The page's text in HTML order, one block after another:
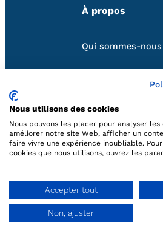
Demander une démo
À propos
Qui sommes-nous
Contactez-nous
hello@qweekle.com
FR:
Nous utilisons des cookies
Nous pouvons les placer pour analyser les
améliorer notre site Web, afficher un
faire vivre une expérience inoubliable.
cookies que nous utilisons, ouvrez les
Accepter tout
Non, ajuster